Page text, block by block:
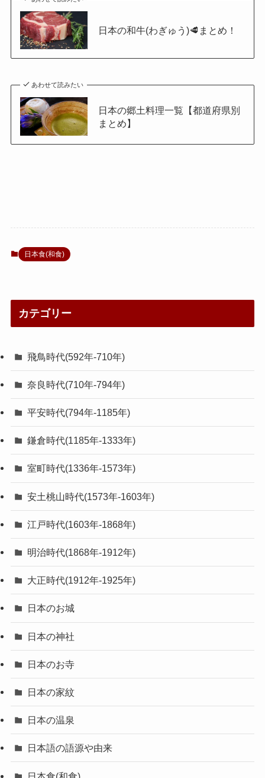
日本の和牛(わぎゅう)🥩まとめ！
あわせて読みたい
日本の郷土料理一覧【都道府県別
まとめ】
日本食(和食)
カテゴリー
飛鳥時代(592年-710年)
奈良時代(710年-794年)
平安時代(794年-1185年)
鎌倉時代(1185年-1333年)
室町時代(1336年-1573年)
安土桃山時代(1573年-1603年)
江戸時代(1603年-1868年)
明治時代(1868年-1912年)
大正時代(1912年-1925年)
日本のお城
日本の神社
日本のお寺
日本の家紋
日本の温泉
日本語の語源や由来